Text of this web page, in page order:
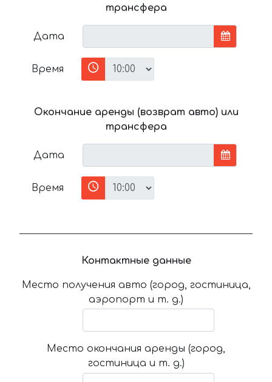
трансфера
Дата
Время
Окончание аренды (возврат авто) или
трансфера
Дата
Время
Контактные данные
Место получения авто (город, гостиница,
аэропорт и т. д.)
Место окончания аренды (город,
гостиница и т. д.)